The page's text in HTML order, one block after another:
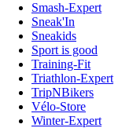
Smash-Expert
Sneak'In
Sneakids
Sport is good
Training-Fit
Triathlon-Expert
TripNBikers
Vélo-Store
Winter-Expert